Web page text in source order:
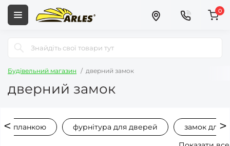
0
Будівельний магазин дверний замок
дверний замок
планкою фурнітура для дверей
замок для